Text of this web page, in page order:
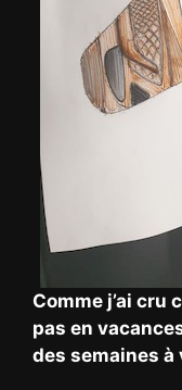
Comme j’ai cru
pas en
des semaines à